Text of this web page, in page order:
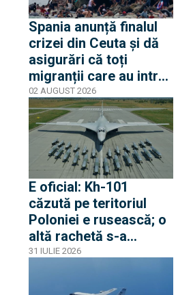
Spania anunță finalul
crizei din Ceuta și dă
asigurări că toți
migranții care au intrat
ilegal au părăsit
enclava spaniolă. Criza
trezește temeri în
Europa după episodul
din 2015
02 AUGUST 2026
E oficial: Kh-101
căzută pe teritoriul
Poloniei e rusească; o
altă rachetă s-a
apropiat la 5 km de
întors spre Ucraina
31 IULIE 2026